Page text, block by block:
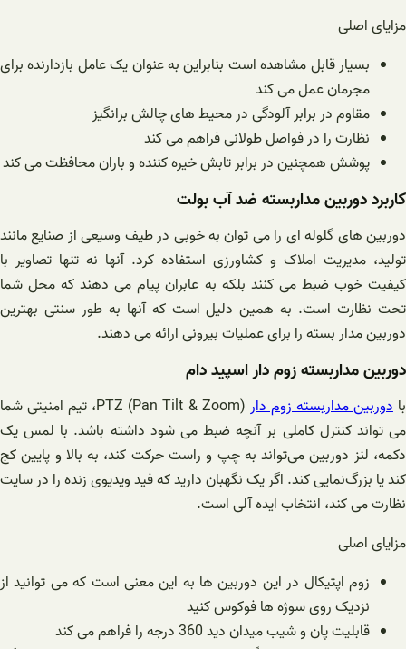
مزایای اصلی
بسیار قابل مشاهده است بنابراین به عنوان یک عامل بازدارنده برای
مجرمان عمل می کند
مقاوم در برابر آلودگی در محیط های چالش برانگیز
نظارت را در فواصل طولانی فراهم می کند
پوشش همچنین در برابر تابش خیره کننده و باران محافظت می کند
کاربرد دوربین مداربسته ضد آب بولت
دوربین های گلوله ای را می توان به خوبی در طیف وسیعی از صنایع مانند
تولید، مدیریت املاک و کشاورزی استفاده کرد. آنها نه تنها تصاویر با
کیفیت خوب ضبط می کنند بلکه به عابران پیام می دهند که محل شما
تحت نظارت است. به همین دلیل است که آنها به طور سنتی بهترین
دوربین مدار بسته را برای عملیات بیرونی ارائه می دهند.
دوربین مداربسته زوم دار اسپید دام
بادوربین مداربسته زوم دار
PTZ (Pan Tilt & Zoom)، تیم امنیتی شما
می تواند کنترل کاملی بر آنچه ضبط می شود داشته باشد. با لمس یک
دکمه، لنز دوربین می‌تواند به چپ و راست حرکت کند، به بالا و پایین کج
کند یا بزرگ‌نمایی کند. اگر یک نگهبان دارید که فید ویدیوی زنده را در سایت
نظارت می کند، انتخاب ایده آلی است.
مزایای اصلی
زوم اپتیکال در این دوربین ها به این معنی است که می توانید از
نزدیک روی سوژه ها فوکوس کنید
قابلیت پان و شیب میدان دید 360 درجه را فراهم می کند